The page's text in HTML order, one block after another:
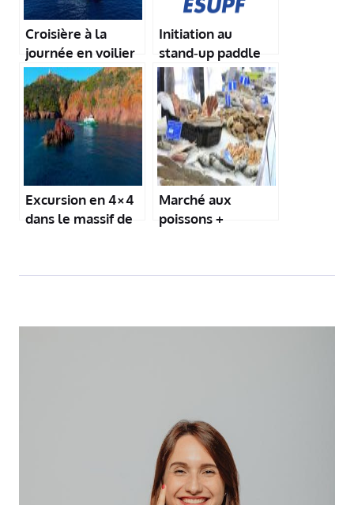
Croisière à la
journée en voilier
au départ de Nice
Initiation au
stand‑up paddle
yoga dans le Var
Excursion en 4×4
dans le massif de
Marché aux
poissons +
Sanary‑sur‑Mer